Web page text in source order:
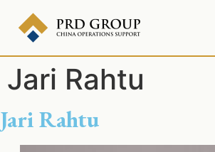
Jari Rahtu
Jari Rahtu